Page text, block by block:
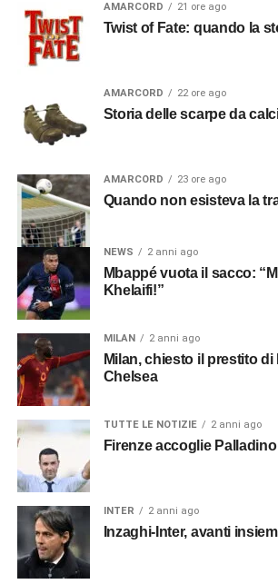
AMARCORD 21 ore ago
Twist of Fate: quando la
AMARCORD 22 ore ago
Storia delle scarpe da
AMARCORD 23 ore ago
Quando non esisteva la
NEWS 2 anni ago
Mbappé vuota il sacco:
Khelaifi!”
MILAN 2 anni ago
Milan, chiesto il prestito di
Chelsea
TUTTE LE NOTIZIE 2 anni ago
Firenze accoglie Palladino
INTER 2 anni ago
Inzaghi-Inter, avanti